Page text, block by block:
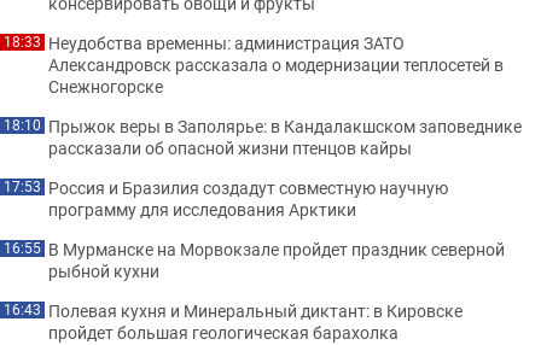
18:33 Неудобства временны: администрация ЗАТО
Александровск рассказала о модернизации теплосетей в
Снежногорске
18:10 Прыжок веры в Заполярье: в Кандалакшском заповеднике
рассказали об опасной жизни птенцов кайры
17:53 Россия и Бразилия создадут совместную научную
программу для исследования Арктики
16:55 В Мурманске на Морвокзале пройдет праздник северной
рыбной кухни
16:43 Полевая кухня и Минеральный диктант: в Кировске
пройдет большая геологическая барахолка